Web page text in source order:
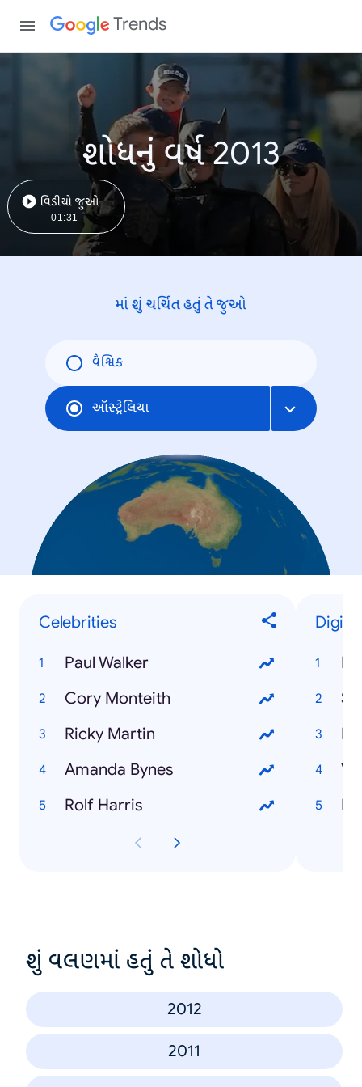
Trends
શોધનું વર્ષ 2013
વિડીયો જુઓ
01:31
માં શું ચર્ચિત હતું તે જુઓ
વૈશ્વિક
ઑસ્ટ્રેલિયા
Celebrities
Paul Walker
Cory Monteith
Ricky Martin
Amanda Bynes
Rolf Harris
શું વલણમાં હતું તે શોધો
2012
2011